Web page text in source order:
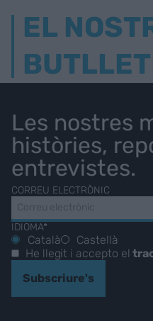
EL
Les nostres
històries,
entrevistes.
CORREU ELECTRÒNIC
IDIOMA*
Català
Castellà
He llegit i accepto el
Subscriure's